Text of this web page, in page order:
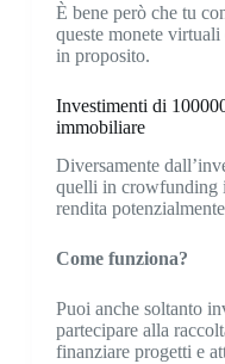
È bene però che tu
queste monete
in proposito.
Investimenti di
immobiliare
Diversamente
quelli in crowfunding
rendita
Come funziona?
Puoi anche soltanto
partecipare alla
finanziare progetti e